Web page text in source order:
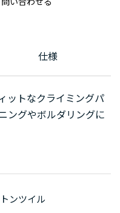
仕様
ットなクライミングパ
ングやボルダリングに
ンツイル